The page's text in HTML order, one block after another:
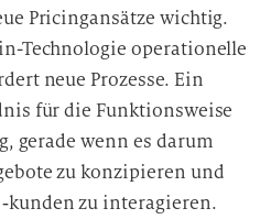
Pricingansätze wichtig.
Technologie operationelle
neue Prozesse. Ein
für die Funktionsweise
gerade wenn es darum
zu konzipieren und
zu interagieren.